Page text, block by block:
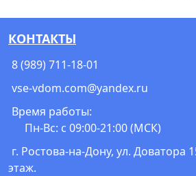
КОНТАКТЫ
8 (989) 711-18-01
vse-vdom.com@yandex.ru
Время работы:
Пн-Вс: с 09:00-21:00 (МСК)
г. Ростова-на-Дону, ул. Доватора
этаж.